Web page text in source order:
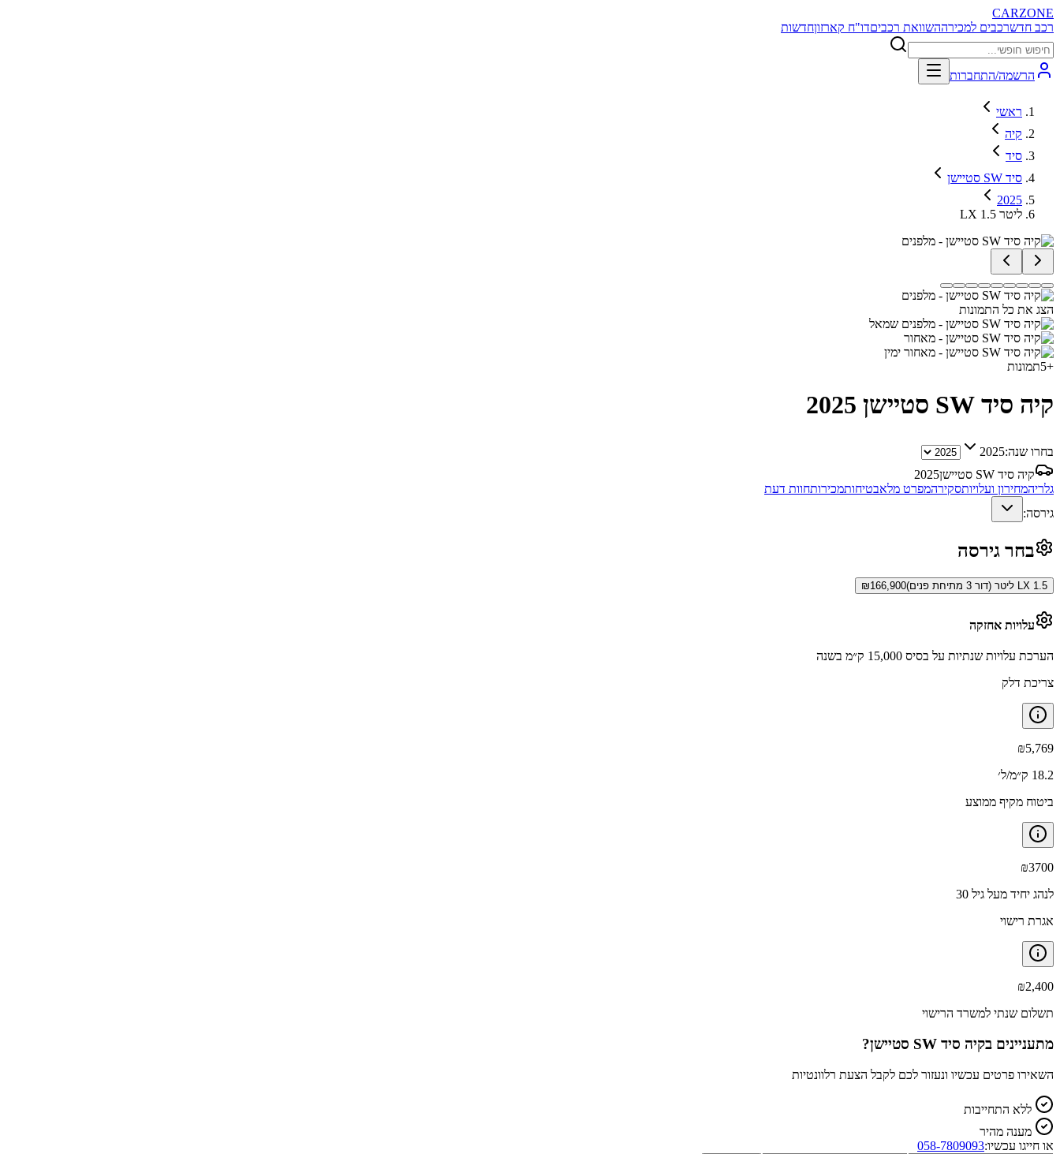
CARZONE
רכב חדשרכבים למכירההשוואת רכביםדו"ח קארזוןחדשות
הרשמה/התחברות
ראשי
קיה
סיד
סיד SW סטיישן
2025
LX 1.5 ליטר
הצג את כל התמונות
+
5תמונות
קיה סיד SW סטיישן 2025
בחרו שנה:2025
קיה סיד SW סטיישן
2025
גלריהמחירון ועלויותסקירהמפרט מלאבטיחותמכירותחוות דעת
גירסה:
בחר גירסה
LX 1.5 ליטר (דור 3 מתיחת פנים) ₪166,900
עלויות אחזקה
הערכת עלויות שנתיות על בסיס 15,000 ק״מ בשנה
צריכת דלק
₪5,769
18.2 ק״מ/ל׳
ביטוח מקיף ממוצע
₪3700
לנהג יחיד מעל גיל 30
אגרת רישוי
₪2,400
תשלום שנתי למשרד הרישוי
מתעניינים בקיה סיד SW סטיישן ?
השאירו פרטים עכשיו ונעזור לכם לקבל הצעת רלוונטיות
ללא התחייבות
מענה מהיר
או חייגו עכשיו:058-7809093